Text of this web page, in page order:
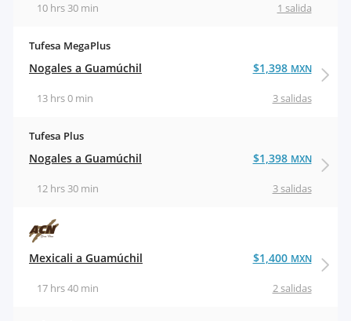
1 salida
10 hrs 30 min
Tufesa MegaPlus
Nogales a Guamúchil
3 salidas
13 hrs 0 min
$1,398 MXN
Tufesa Plus
Nogales a Guamúchil
3 salidas
12 hrs 30 min
$1,398 MXN
Mexicali a Guamúchil
2 salidas
17 hrs 40 min
$1,400 MXN